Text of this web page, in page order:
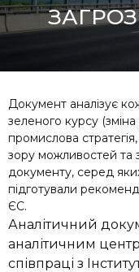
Документ аналізує
зеленого курсу
промислова
зору можливостей та
документу, серед
підготували
ЄС.
Аналітичний
аналітичним
співпраці з